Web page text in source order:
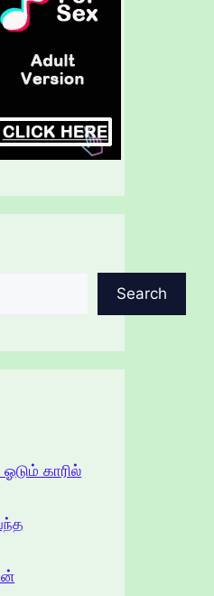
Search
காரில்